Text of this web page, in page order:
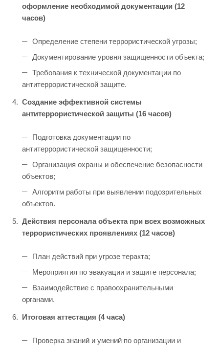
оформление необходимой документации (12
часов)
Определение степени террористической угрозы;
Документирование уровня защищенности объекта;
Требования к технической документации по
антитеррористической защите.
Создание эффективной системы
антитеррористической защиты (16 часов)
Подготовка документации по
антитеррористической защищенности;
Организация охраны и обеспечение безопасности
объектов;
Алгоритм работы при выявлении подозрительных
объектов.
Действия персонала объекта при всех возможных
террористических проявлениях (12 часов)
План действий при угрозе теракта;
Мероприятия по эвакуации и защите персонала;
Взаимодействие с правоохранительными
органами.
Итоговая аттестация (4 часа)
Проверка знаний и умений по организации и